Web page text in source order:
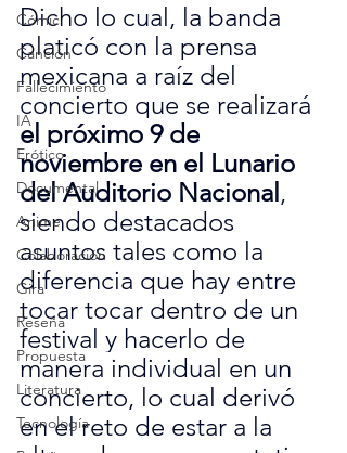
Cómic
Canción
Fallecimiento
IA
Erótico
Documental
Anime
Colaboración
Gira
Reseña
Propuesta
Literatura
Tecnología
Dicho lo cual, la banda
platicó con la prensa
mexicana a raíz del
concierto que se realizará
el próximo 9 de
noviembre en el Lunario
del Auditorio Nacional ,
siendo destacados
asuntos tales como la
diferencia que hay entre
tocar tocar dentro de un
festival y hacerlo de
manera individual en un
concierto, lo cual derivó
en el reto de estar a la